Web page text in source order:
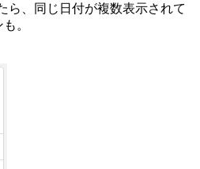
、同じ日付が複数表示されて
。